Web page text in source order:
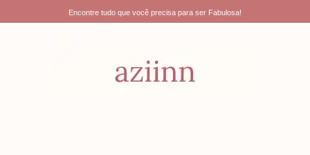
para
Encontre tudo que você precisa para ser Fabulosa!